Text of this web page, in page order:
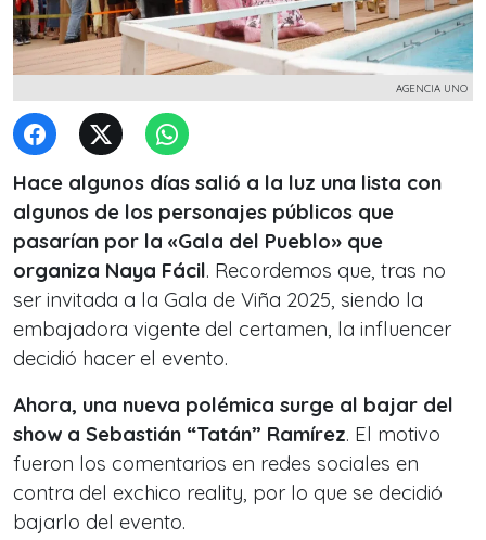
AGENCIA UNO
Hace algunos días salió a la luz una lista con
algunos de los personajes públicos que
pasarían por la «Gala del Pueblo» que
organiza Naya Fácil. Recordemos que, tras no
ser invitada a la Gala de Viña 2025, siendo la
embajadora vigente del certamen, la influencer
decidió hacer el evento.
Ahora, una nueva polémica surge al bajar del
show a Sebastián “Tatán” Ramírez. El motivo
fueron los comentarios en redes sociales en
contra del exchico reality, por lo que se decidió
bajarlo del evento.